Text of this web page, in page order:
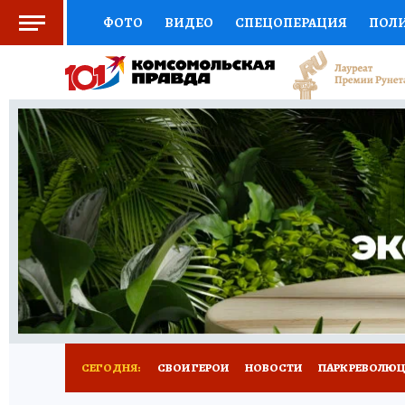
ФОТО ВИДЕО СПЕЦОПЕРАЦИЯ
СОЦПОДДЕРЖКА НАУКА СПОРТ
ВЫБОР ЭКСПЕРТОВ ДОКТОР
КНИЖНАЯ ПОЛКА ПРОГНОЗЫ НА СПОРТ
ПРЕСС-ЦЕНТР НЕДВИЖИМОСТЬ
ВСЕ О КП РАДИО КП РЕКЛАМА ТЕСТЫ
СЕГОДНЯ: СВОИ ГЕРОИ НОВОСТИ ПАРК